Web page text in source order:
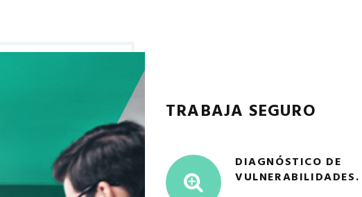
TRABAJA SEGURO
DIAGNÓSTICO DE
VULNERABILIDADES.